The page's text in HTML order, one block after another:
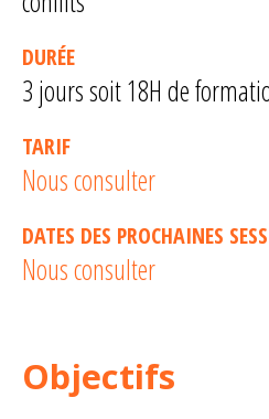
DURÉE
3 jours soit 18H de
TARIF
Nous consulter
DATES DES PROCHAINES
Nous consulter
Objectifs